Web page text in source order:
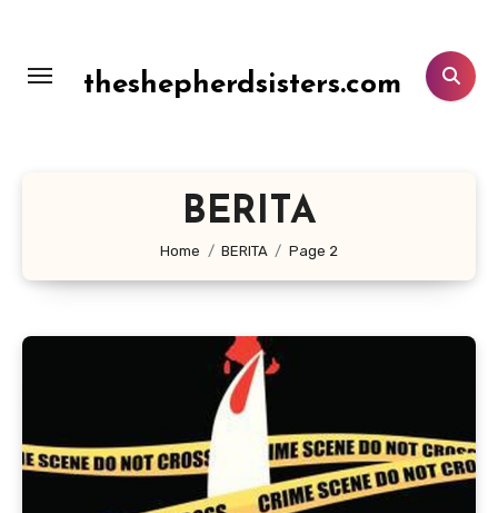
konten
theshepherdsisters.com
BERITA
Home BERITA Page 2